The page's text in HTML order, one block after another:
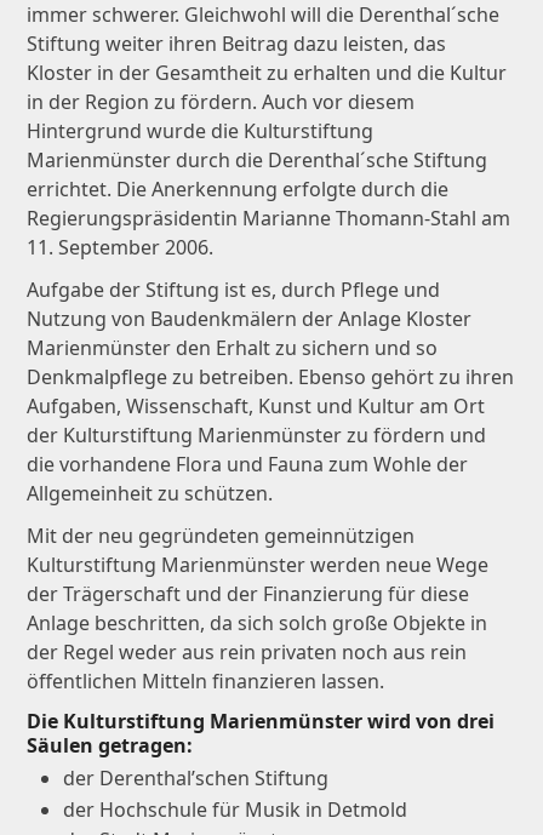
immer schwerer. Gleichwohl will die Derenthal´sche
Stiftung weiter ihren Beitrag dazu leisten, das
Kloster in der Gesamtheit zu erhalten und die Kultur
in der Region zu fördern. Auch vor diesem
Hintergrund wurde die Kulturstiftung
Marienmünster durch die Derenthal´sche Stiftung
errichtet. Die Anerkennung erfolgte durch die
Regierungspräsidentin Marianne Thomann-Stahl am
11. September 2006.
Aufgabe der Stiftung ist es, durch Pflege und
Nutzung von Baudenkmälern der Anlage Kloster
Marienmünster den Erhalt zu sichern und so
Denkmalpflege zu betreiben. Ebenso gehört zu ihren
Aufgaben, Wissenschaft, Kunst und Kultur am Ort
der Kulturstiftung Marienmünster zu fördern und
die vorhandene Flora und Fauna zum Wohle der
Allgemeinheit zu schützen.
Mit der neu gegründeten gemeinnützigen
Kulturstiftung Marienmünster werden neue Wege
der Trägerschaft und der Finanzierung für diese
Anlage beschritten, da sich solch große Objekte in
der Regel weder aus rein privaten noch aus rein
öffentlichen Mitteln finanzieren lassen.
Die Kulturstiftung Marienmünster wird von drei
Säulen getragen:
der Derenthal’schen Stiftung
der Hochschule für Musik in Detmold